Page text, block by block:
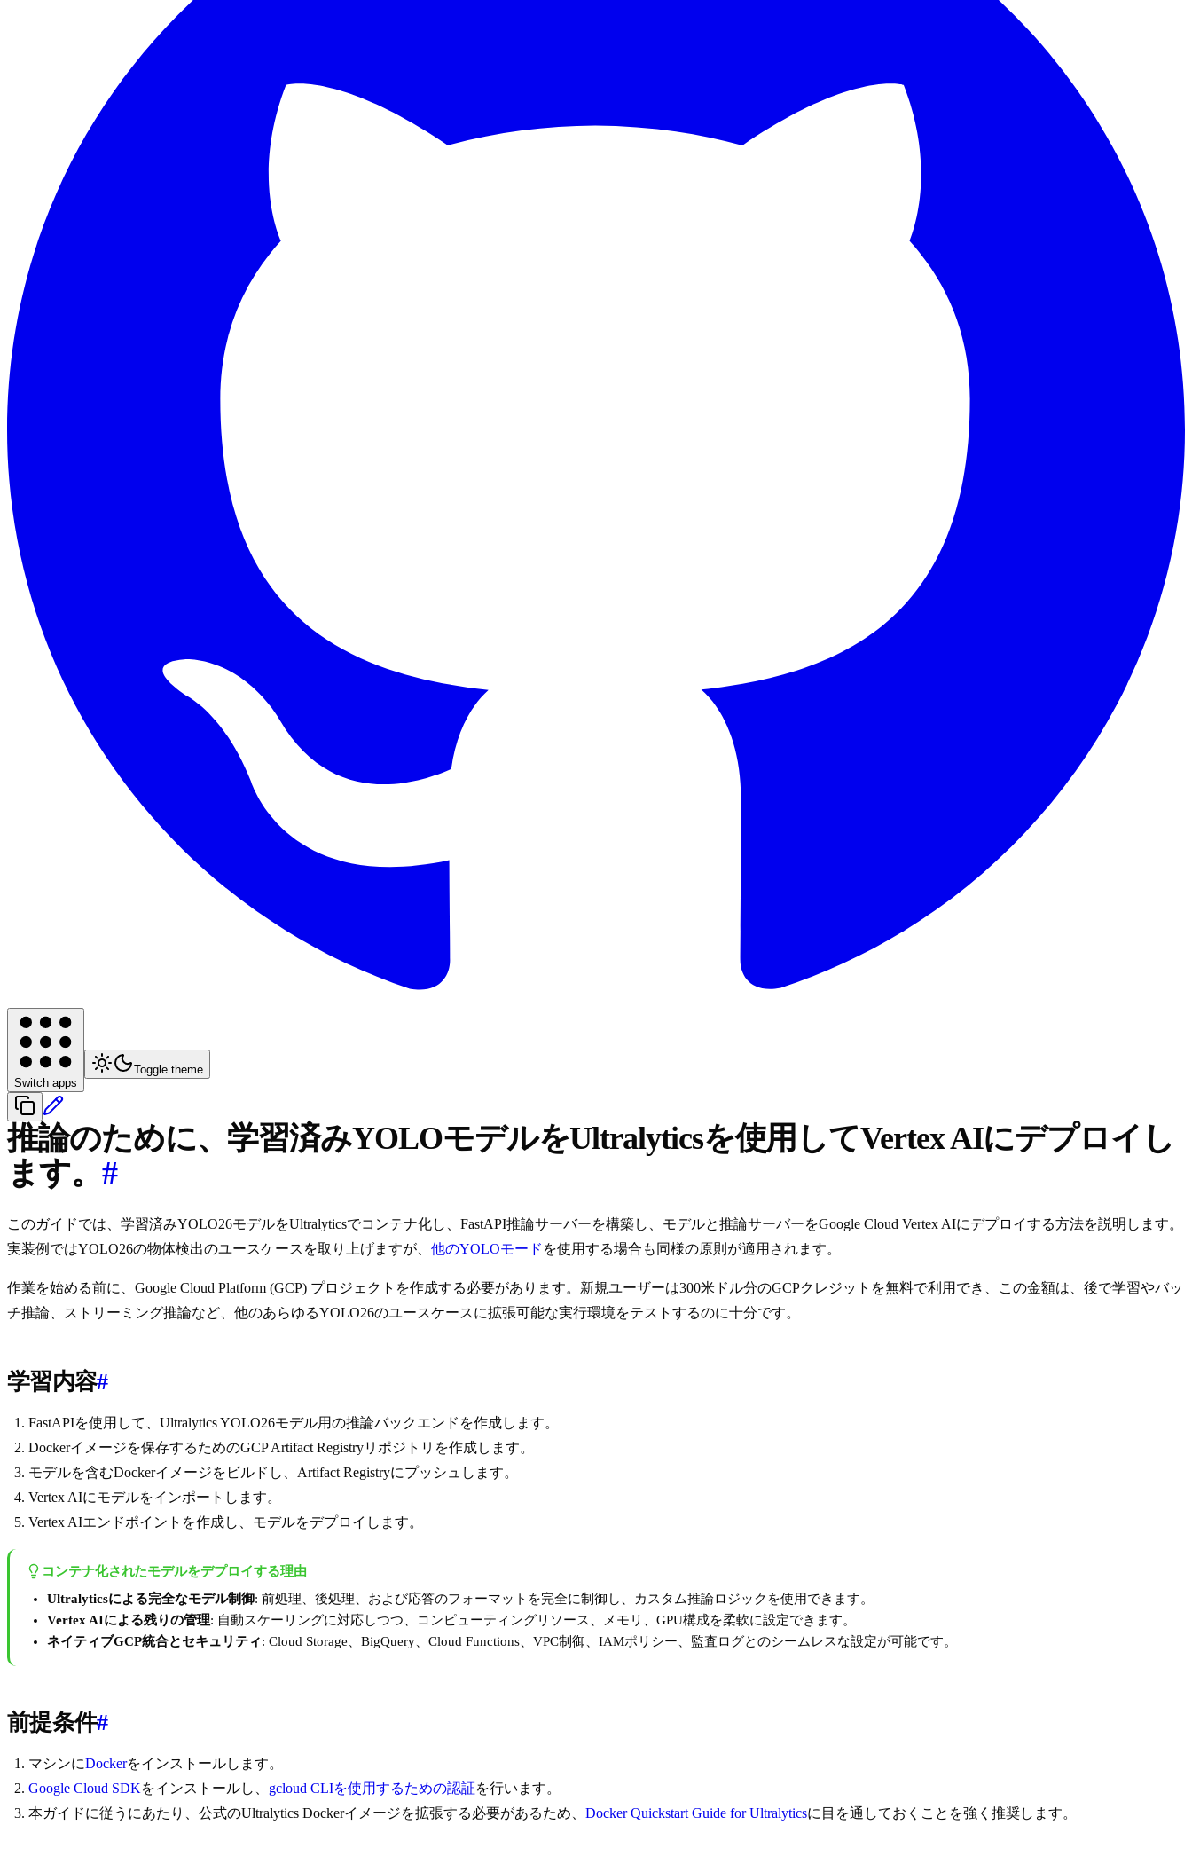
Switch apps
Toggle theme
推論のために、学習済みYOLOモデルをUltralyticsを使用してVertex AIにデプロイし
ます。 #
このガイドでは、学習済みYOLO26モデルをUltralyticsでコンテナ化し、FastAPI推論サーバーを構築し、モデルと推論サーバーをGoogle Cloud Vertex AIにデプロイする方法を説明します。
実装例ではYOLO26の物体検出のユースケースを取り上げますが、 他のYOLOモード を使用する場合も同様の原則が適用されます。
作業を始める前に、Google Cloud Platform (GCP) プロジェクトを作成する必要があります。新規ユーザーは300米ドル分のGCPクレジットを無料で利用でき、この金額は、後で学習やバッ
チ推論、ストリーミング推論など、他のあらゆるYOLO26のユースケースに拡張可能な実行環境をテストするのに十分です。
学習内容#
FastAPIを使用して、Ultralytics YOLO26モデル用の推論バックエンドを作成します。
Dockerイメージを保存するためのGCP Artifact Registryリポジトリを作成します。
モデルを含むDockerイメージをビルドし、Artifact Registryにプッシュします。
Vertex AIにモデルをインポートします。
Vertex AIエンドポイントを作成し、モデルをデプロイします。
コンテナ化されたモデルをデプロイする理由
Ultralyticsによる完全なモデル制御: 前処理、後処理、および応答のフォーマットを完全に制御し、カスタム推論ロジックを使用できます。
Vertex AIによる残りの管理: 自動スケーリングに対応しつつ、コンピューティングリソース、メモリ、GPU構成を柔軟に設定できます。
ネイティブGCP統合とセキュリティ: Cloud Storage、BigQuery、Cloud Functions、VPC制御、IAMポリシー、監査ログとのシームレスな設定が可能です。
前提条件#
マシンにDockerをインストールします。
Google Cloud SDKをインストールし、 gcloud CLIを使用するための認証を行います。
本ガイドに従うにあたり、公式のUltralytics Dockerイメージを拡張する必要があるため、 Docker Quickstart Guide for Ultralyticsに目を通しておくことを強く推奨します。